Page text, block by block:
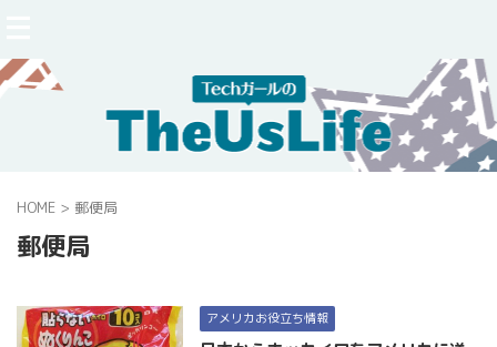
HOME > 郵便局
郵便局
アメリカお役立ち情報